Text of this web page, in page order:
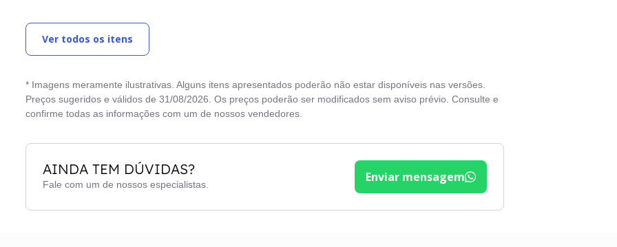
Freios ABS
Ver todos os itens
* Imagens meramente ilustrativas. Alguns itens apresentados poderão não estar disponíveis nas versões.
Preços sugeridos e válidos de 31/08/2026. Os preços poderão ser modificados sem aviso prévio. Consulte e
confirme todas as informações com um de nossos vendedores.
AINDA TEM DÚVIDAS?
Fale com um de nossos especialistas.
Enviar mensagem